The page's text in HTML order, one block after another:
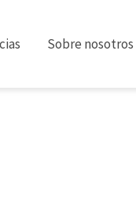
Sobre nosotros